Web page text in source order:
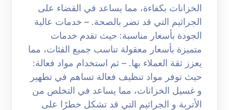
الخزانات بكفاءة، مما يساعد في القضاء على
الجراثيم التي قد تضر بالصحة. – خدمات عالية
الجودة بأسعار مناسبة: حيث تقدم خدمات
متميزة بأسعار معقولة تناسب جميع الفئات، مما
يعزز ثقة العملاء بها. – ثم استخدام مواد فعالة:
حيث توفر مواد تنظيف فعالة تساهم في تطهير
و غسيل الخزانات، مما يساعد في التخلص من
الأتربة و الجراثيم التي قد تشكل خطرًا على